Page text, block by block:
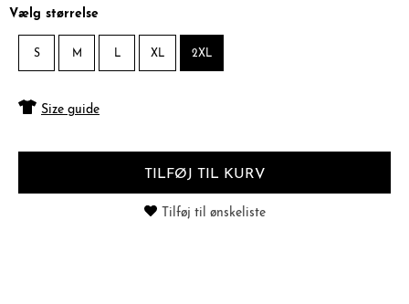
Vælg størrelse
S M L XL 2XL
Size guide
TILFØJ TIL KURV
Tilføj til ønskeliste